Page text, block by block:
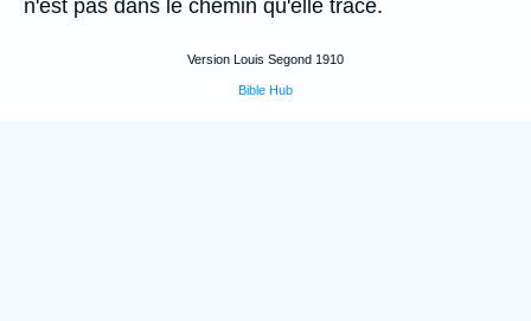
n'est pas dans le chemin qu'elle trace.
Version Louis Segond 1910
Bible Hub